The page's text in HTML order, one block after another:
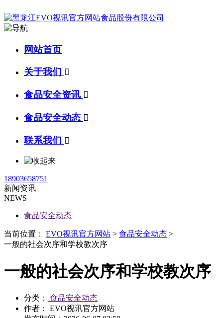
网站首页
关于我们 
食品安全资讯 
食品安全动态 
联系我们 
18903658751
新闻资讯
NEWS
食品安全动态
当前位置： EVO视讯官方网站 > 食品安全动态 >
一般的社会次序和学校教次序
一般的社会次序和学校教次序
分类：
食品安全动态
作者： EVO视讯官方网站